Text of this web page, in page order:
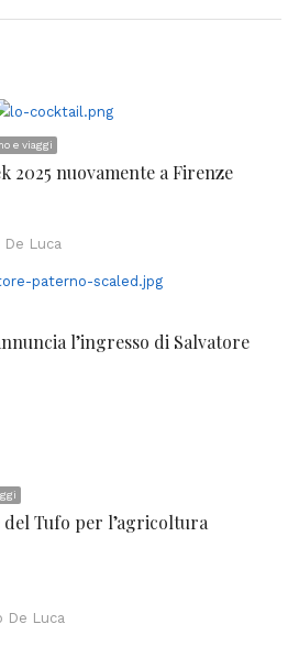
e viaggi
2025 nuovamente a Firenze
De Luca
l’ingresso di Salvatore
Tufo per l’agricoltura
De Luca